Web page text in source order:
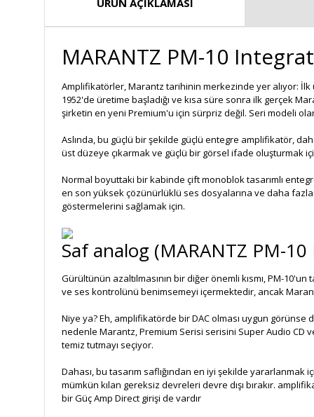
MARANTZ PM-10
Amplifikatörler, Marantz tarihinin merkezinde yer alıyor:
1952'de üretime başladığı ve kısa süre sonra ilk gerçek
şirketin en yeni Premium'u için sürpriz değil. Seri modeli
Aslında, bu güçlü bir şekilde güçlü entegre amplifikatör,
üst düzeye çıkarmak ve güçlü bir görsel ifade oluşturmak
Normal boyuttaki bir kabinde çift monoblok tasarımlı
en son yüksek çözünürlüklü ses dosyalarına ve daha
göstermelerini sağlamak için.
Saf analog (MARANTZ PM-
Gürültünün azaltılmasının bir diğer önemli kısmı, PM-
ve ses kontrolünü benimsemeyi içermektedir, ancak
Niye ya? Eh, amplifikatörde bir DAC olması uygun
nedenle Marantz, Premium Serisi serisini Super Audio CD
temiz tutmayı seçiyor.
Dahası, bu tasarım saflığından en iyi şekilde
mümkün kılan gereksiz devreleri devre dışı bırakır.
bir Güç Amp Direct girişi de vardır